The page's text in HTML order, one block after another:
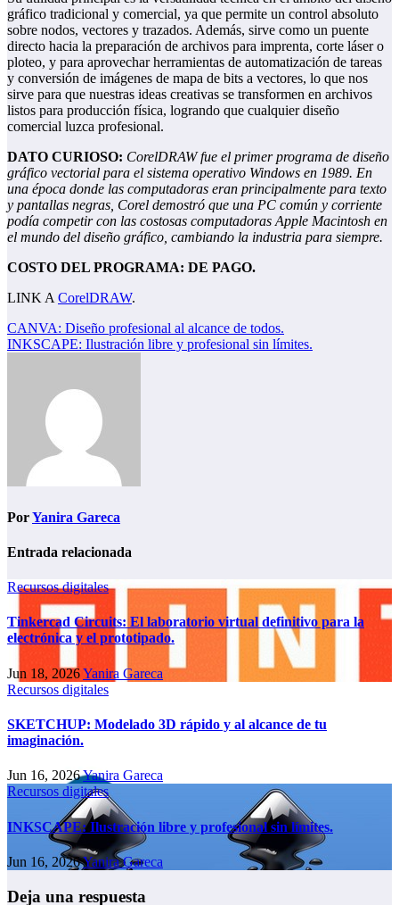
gráfico tradicional y comercial, ya que permite un control absoluto
sobre nodos, vectores y trazados. Además, sirve como un puente
directo hacia la preparación de archivos para imprenta, corte láser o
ploteo, y para aprovechar herramientas de automatización de tareas
y conversión de imágenes de mapa de bits a vectores, lo que nos
sirve para que nuestras ideas creativas se transformen en archivos
listos para producción física, logrando que cualquier diseño
comercial luzca profesional.
DATO CURIOSO: CorelDRAW fue el primer programa de diseño
gráfico vectorial para el sistema operativo Windows en 1989. En
una época donde las computadoras eran principalmente para texto
y pantallas negras, Corel demostró que una PC común y corriente
podía competir con las costosas computadoras Apple Macintosh en
el mundo del diseño gráfico, cambiando la industria para siempre.
COSTO DEL PROGRAMA: DE PAGO.
LINK ACorelDRAW.
Navegación
de
CANVA: Diseño profesional al alcance de todos.
INKSCAPE: Ilustración libre y profesional sin límites.
PorYanira Gareca
Entrada relacionada
Recursos digitales
Tinkercad Circuits: El laboratorio virtual definitivo para la
electrónica y el prototipado.
Jun 18, 2026Yanira Gareca
Recursos digitales
SKETCHUP: Modelado 3D rápido y al alcance de tu
imaginación.
Jun 16, 2026Yanira Gareca
Recursos digitales
INKSCAPE: Ilustración libre y profesional sin límites.
Jun 16, 2026Yanira Gareca
Deja una respuesta